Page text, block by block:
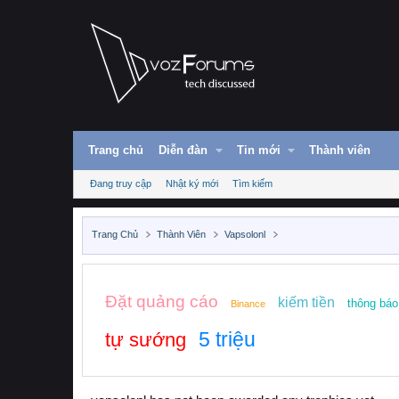
Trang chủ Diễn đàn Tin mới Thành viên
Đang truy cập Nhật ký mới Tìm kiếm
Trang Chủ Thành Viên Vapsolonl
Đặt quảng cáo Binance kiếm tiền thông báo
tự sướng 5 triệu